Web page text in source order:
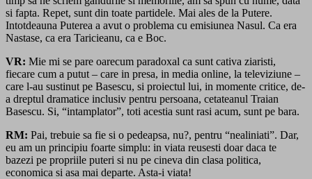
si fapta. Repet, sunt din toate partidele. Mai ales de la Putere.
Intotdeauna Puterea a avut o problema cu emisiunea Nasul. Ca era
Nastase, ca era Taricieanu, ca e Boc.
VR: Mie mi se pare oarecum paradoxal ca sunt cativa ziaristi,
fiecare cum a putut – care in presa, in media online, la televiziune –
care l-au sustinut pe Basescu, si proiectul lui, in momente critice, de-
a dreptul dramatice inclusiv pentru persoana, cetateanul Traian
Basescu. Si, “intamplator”, toti acestia sunt rasi acum, sunt pe bara.
RM: Pai, trebuie sa fie si o pedeapsa, nu?, pentru “nealiniati”. Dar,
eu am un principiu foarte simplu: in viata reusesti doar daca te
bazezi pe propriile puteri si nu pe cineva din clasa politica,
economica si asa mai departe. Asta-i viata!